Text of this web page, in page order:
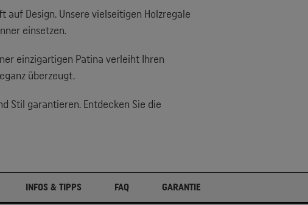
Design. Unsere vielseitigen Holzregale
einsetzen.
einzigartigen Patina verleiht Ihren
überzeugt.
Stil garantieren. Entdecken Sie die
INFOS & TIPPS FAQ GARANTIE